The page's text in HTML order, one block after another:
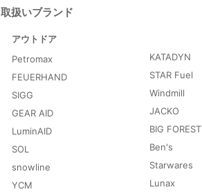
取扱いブランド
アウトドア
Petromax
FEUERHAND
SIGG
GEAR AID
LuminAID
SOL
snowline
YCM
KATADYN
STAR Fuel
Windmill
JACKO
BIG FOREST
Ben's
Starwares
Lunax